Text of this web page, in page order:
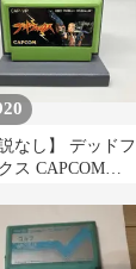
説なし】 デッドフ
ス CAPCOM